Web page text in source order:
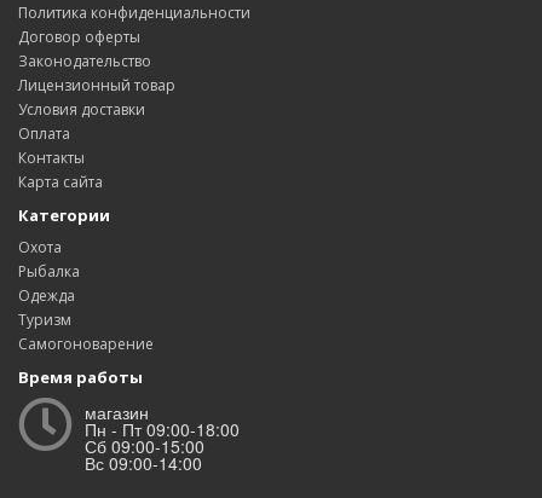
Политика конфиденциальности
Договор оферты
Законодательство
Лицензионный товар
Условия доставки
Оплата
Контакты
Карта сайта
Категории
Охота
Рыбалка
Одежда
Туризм
Самогоноварение
Время работы
магазин
Пн - Пт 09:00-18:00
Сб 09:00-15:00
Вс 09:00-14:00